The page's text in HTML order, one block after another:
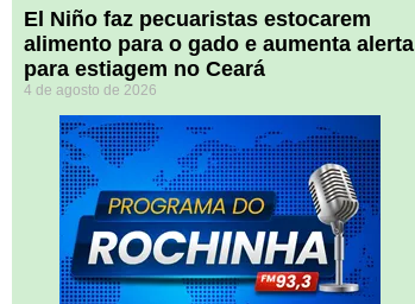
El Niño faz pecuaristas estocarem
alimento para o gado e aumenta alerta
para estiagem no Ceará
4 de agosto de 2026